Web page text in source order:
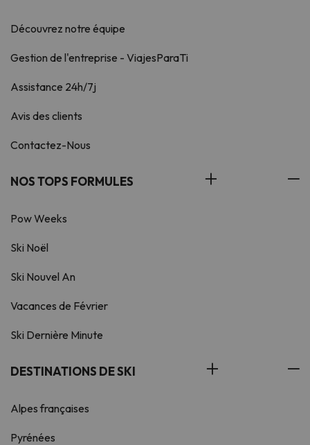
Découvrez notre équipe
Gestion de l'entreprise - ViajesParaTi
Assistance 24h/7j
Avis des clients
Contactez-Nous
NOS TOPS FORMULES
Pow Weeks
Ski Noël
Ski Nouvel An
Vacances de Février
Ski Dernière Minute
DESTINATIONS DE SKI
Alpes françaises
Pyrénées